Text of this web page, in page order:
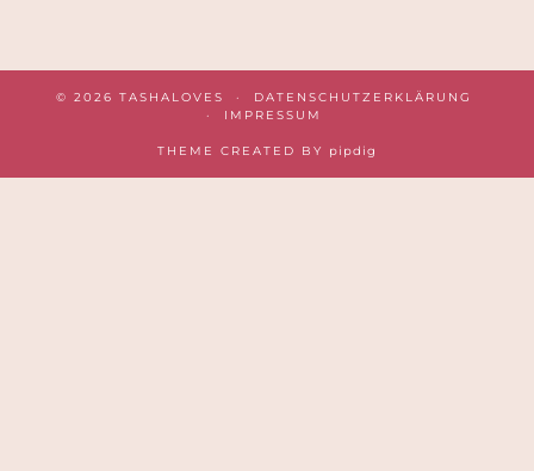
© 2026 TASHALOVES
DATENSCHUTZERKLÄRUNG
IMPRESSUM
THEME CREATED BY pipdig